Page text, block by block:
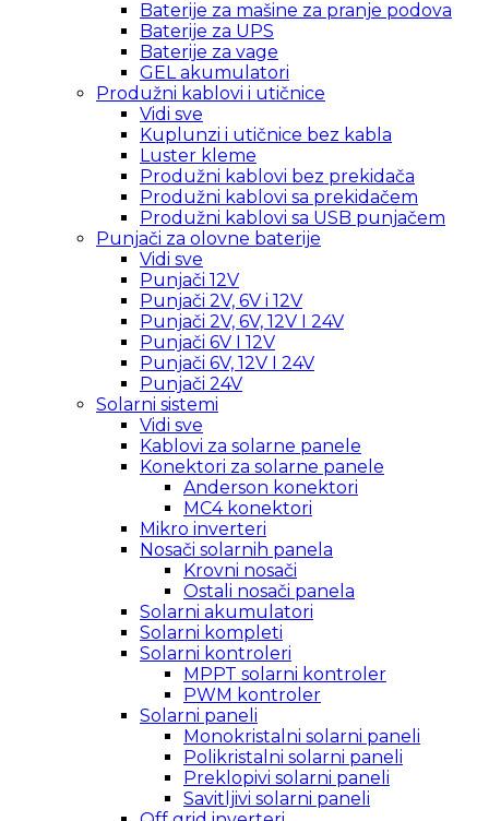
Baterije za mašine za pranje podova
Baterije za UPS
Baterije za vage
GEL akumulatori
Produžni kablovi i utičnice
Vidi sve
Kuplunzi i utičnice bez kabla
Luster kleme
Produžni kablovi bez prekidača
Produžni kablovi sa prekidačem
Produžni kablovi sa USB punjačem
Punjači za olovne baterije
Vidi sve
Punjači 12V
Punjači 2V, 6V i 12V
Punjači 2V, 6V, 12V I 24V
Punjači 6V I 12V
Punjači 6V, 12V I 24V
Punjači 24V
Solarni sistemi
Vidi sve
Kablovi za solarne panele
Konektori za solarne panele
Anderson konektori
MC4 konektori
Mikro inverteri
Nosači solarnih panela
Krovni nosači
Ostali nosači panela
Solarni akumulatori
Solarni kompleti
Solarni kontroleri
MPPT solarni kontroler
PWM kontroler
Solarni paneli
Monokristalni solarni paneli
Polikristalni solarni paneli
Preklopivi solarni paneli
Savitljivi solarni paneli